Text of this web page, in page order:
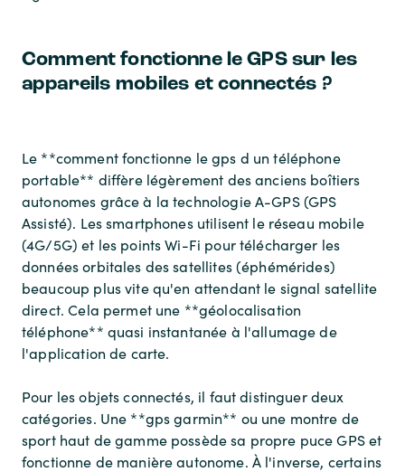
Comment fonctionne le GPS sur les
appareils mobiles et connectés ?
Le **comment fonctionne le gps d un téléphone
portable** diffère légèrement des anciens boîtiers
autonomes grâce à la technologie A-GPS (GPS
Assisté). Les smartphones utilisent le réseau mobile
(4G/5G) et les points Wi-Fi pour télécharger les
données orbitales des satellites (éphémérides)
beaucoup plus vite qu'en attendant le signal satellite
direct. Cela permet une **géolocalisation
téléphone** quasi instantanée à l'allumage de
l'application de carte.
Pour les objets connectés, il faut distinguer deux
catégories. Une **gps garmin** ou une montre de
sport haut de gamme possède sa propre puce GPS et
fonctionne de manière autonome. À l'inverse, certains